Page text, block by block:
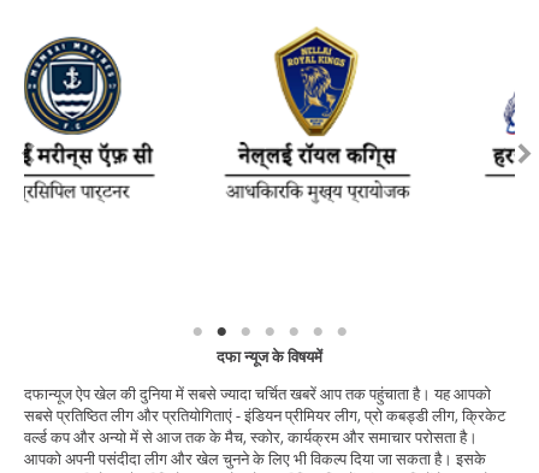
दफा न्यूज के विषयमें
दफान्यूज ऐप खेल की दुनिया में सबसे ज्यादा चर्चित खबरें आप तक पहुंचाता है। यह आपको
सबसे प्रतिष्ठित लीग और प्रतियोगिताएं - इंडियन प्रीमियर लीग, प्रो कबड्डी लीग, क्रिकेट
वर्ल्ड कप और अन्यो में से आज तक के मैच, स्कोर, कार्यक्रम और समाचार परोसता है।
आपको अपनी पसंदीदा लीग और खेल चुनने के लिए भी विकल्प दिया जा सकता है। इसके